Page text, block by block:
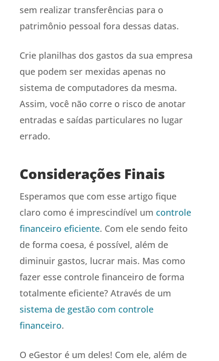
sem realizar transferências para o
patrimônio pessoal fora dessas datas.
Crie planilhas dos gastos da sua empresa
que podem ser mexidas apenas no
sistema de computadores da mesma.
Assim, você não corre o risco de anotar
entradas e saídas particulares no lugar
errado.
Considerações Finais
Esperamos que com esse artigo fique
claro como é imprescindível um controle
financeiro eficiente. Com ele sendo feito
de forma coesa, é possível, além de
diminuir gastos, lucrar mais. Mas como
fazer esse controle financeiro de forma
totalmente eficiente? Através de um
sistema de gestão com controle
financeiro.
O eGestor é um deles! Com ele, além de